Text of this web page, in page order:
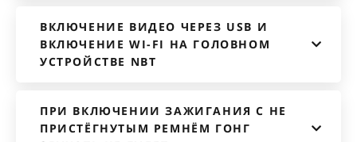
ВКЛЮЧЕНИЕ ВИДЕО ЧЕРЕЗ USB И
ВКЛЮЧЕНИЕ WI-FI НА ГОЛОВНОМ
УСТРОЙСТВЕ NBT
ПРИ ВКЛЮЧЕНИИ ЗАЖИГАНИЯ С НЕ
ПРИСТЁГНУТЫМ РЕМНЁМ ГОНГ